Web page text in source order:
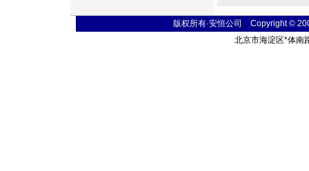
版权所有·安恒公司 Copyright ©
北京市海淀区*体南